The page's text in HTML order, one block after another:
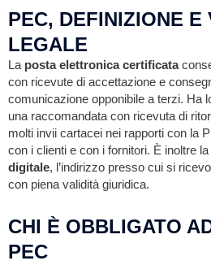
PEC, DEFINIZIONE E
LEGALE
La posta elettronica certificata
con ricevute di accettazione e
comunicazione opponibile a terzi. Ha
una raccomandata con ricevuta di
molti invii cartacei nei rapporti con la
con i clienti e con i fornitori. È inoltre la
digitale, l’indirizzo presso cui si
con piena validità giuridica.
CHI È OBBLIGATO
PEC